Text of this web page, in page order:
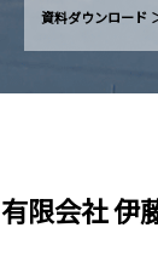
資料ダウンロード
有限会社 伊